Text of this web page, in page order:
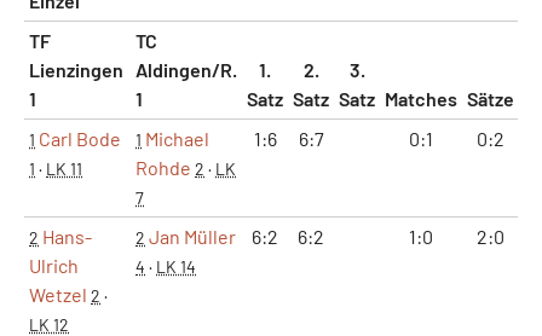
TF
Lienzingen
1
TC
Aldingen/R.
1
1.
Satz
2.
Satz
3.
Satz Matches Sätze
1 Carl Bode
1 · LK 11
1 Michael
Rohde 2 · LK
7
1:6 6:7 0:1 0:2
2 Hans-
Ulrich
Wetzel 2 ·
LK 12
2 Jan Müller
4 · LK 14
6:2 6:2 1:0 2:0